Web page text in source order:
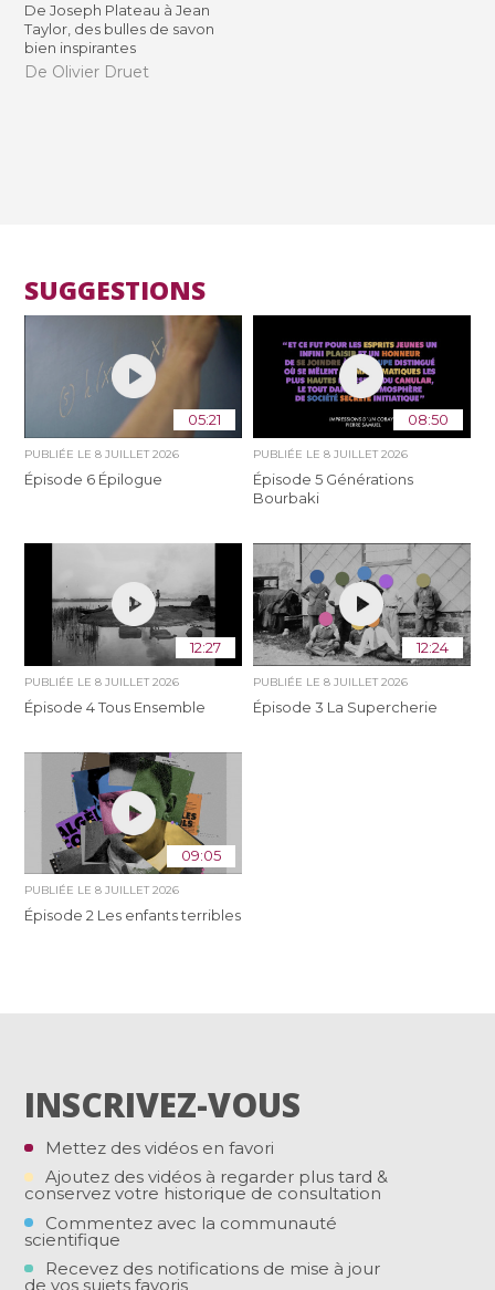
De Joseph Plateau à Jean
Taylor, des bulles de savon
bien inspirantes
De Olivier Druet
SUGGESTIONS
05:21
PUBLIÉE LE8 JUILLET 2026
Épisode 6 Épilogue
08:50
PUBLIÉE LE 8 JUILLET 2026
Épisode 5 Générations
Bourbaki
12:27
PUBLIÉE LE8 JUILLET 2026
Épisode 4 Tous Ensemble
12:24
PUBLIÉE LE 8 JUILLET 2026
Épisode 3 La Supercherie
09:05
PUBLIÉE LE8 JUILLET 2026
Épisode 2 Les enfants terribles
INSCRIVEZ-VOUS
Mettez des vidéos en favori
Ajoutez des vidéos à regarder plus tard &
conservez votre historique de consultation
Commentez avec la communauté
scientifique
Recevez des notifications de mise à jour
de vos sujets favoris